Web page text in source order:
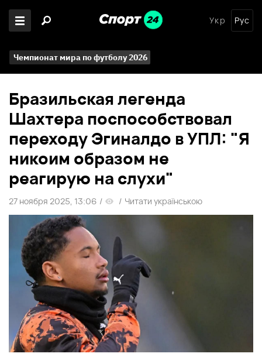
Укр Рус
Чемпионат мира по футболу 2026
Бразильская легенда
Шахтера поспособствовал
переходу Эгиналдо в УПЛ: "Я
никоим образом не
реагирую на слухи"
27 ноября 2025, 13:06 / / Читати українською